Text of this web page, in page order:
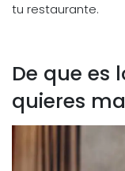
tu restaurante.
De que es
quieres